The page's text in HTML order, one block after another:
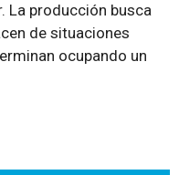
La producción busca
de situaciones
ocupando un